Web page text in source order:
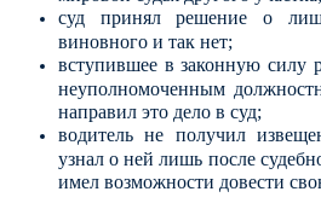
суд принял решение о
виновного и так нет;
вступившее в законную силу
неуполномоченным
направил это дело в суд;
водитель не получил
узнал о ней лишь после
имел возможности довести